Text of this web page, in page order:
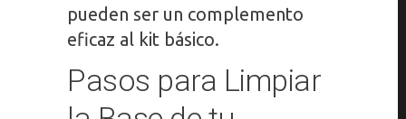
pueden ser un complemento
eficaz al kit básico.
Pasos para Limpiar